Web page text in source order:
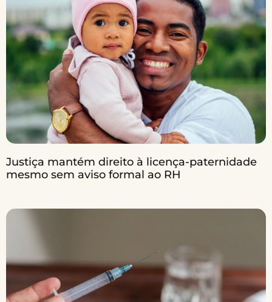
Justiça mantém direito à licença-paternidade
mesmo sem aviso formal ao RH